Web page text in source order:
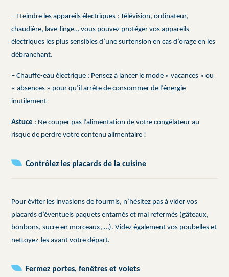
– Eteindre les appareils électriques : Télévision, ordinateur,
chaudière, lave-linge… vous pouvez protéger vos appareils
électriques les plus sensibles d’une surtension en cas d’orage en les
débranchant.
– Chauffe-eau électrique : Pensez à lancer le mode « vacances » ou
« absences » pour qu’il arrête de consommer de l’énergie
inutilement
Astuce : Ne couper pas l’alimentation de votre congélateur au
risque de perdre votre contenu alimentaire !
Contrôlez les placards de la cuisine
Pour éviter les invasions de fourmis, n’hésitez pas à vider vos
placards d’éventuels paquets entamés et mal refermés (gâteaux,
bonbons, sucre en morceaux, …). Videz également vos poubelles et
nettoyez-les avant votre départ.
Fermez portes, fenêtres et volets